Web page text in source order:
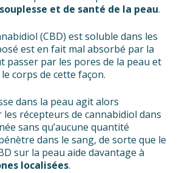
et de santé de la peau.
(CBD) est soluble dans les
est en fait mal absorbé par la
passer par les pores de la peau et
corps de cette façon.
dans la peau agit alors
les récepteurs de cannabidiol dans
sans qu’aucune quantité
dans le sang, de sorte que le
sur la peau aide davantage à
localisées.